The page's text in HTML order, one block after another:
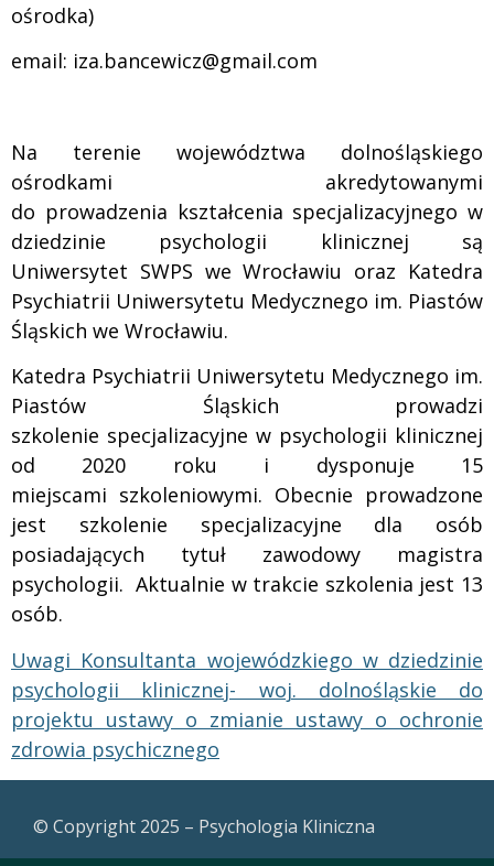
ośrodka)
email: iza.bancewicz@gmail.com
Na terenie województwa dolnośląskiego
ośrodkami akredytowanymi
do prowadzenia kształcenia specjalizacyjnego w
dziedzinie psychologii klinicznej są
Uniwersytet SWPS we Wrocławiu oraz Katedra
Psychiatrii Uniwersytetu Medycznego im. Piastów
Śląskich we Wrocławiu.
Katedra Psychiatrii Uniwersytetu Medycznego im.
Piastów Śląskich prowadzi
szkolenie specjalizacyjne w psychologii klinicznej
od 2020 roku i dysponuje 15
miejscami szkoleniowymi. Obecnie prowadzone
jest szkolenie specjalizacyjne dla osób
posiadających tytuł zawodowy magistra
psychologii. Aktualnie w trakcie szkolenia jest 13
osób.
Uwagi Konsultanta wojewódzkiego w dziedzinie
psychologii klinicznej- woj. dolnośląskie do
projektu ustawy o zmianie ustawy o ochronie
zdrowia psychicznego
© Copyright 2025 – Psychologia Kliniczna